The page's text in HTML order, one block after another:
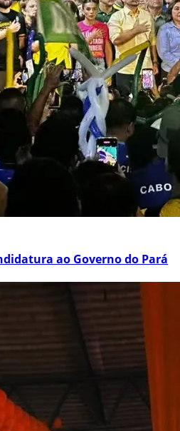
ao Governo do Pará